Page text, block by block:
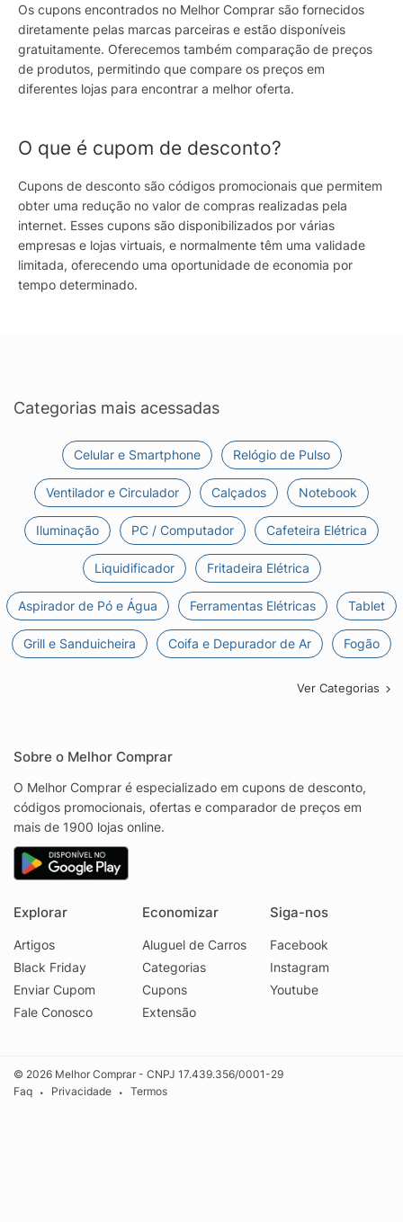
Os cupons encontrados no Melhor Comprar são fornecidos
diretamente pelas marcas parceiras e estão disponíveis
gratuitamente. Oferecemos também comparação de preços
de produtos, permitindo que compare os preços em
diferentes lojas para encontrar a melhor oferta.
O que é cupom de desconto?
Cupons de desconto são códigos promocionais que permitem
obter uma redução no valor de compras realizadas pela
internet. Esses cupons são disponibilizados por várias
empresas e lojas virtuais, e normalmente têm uma validade
limitada, oferecendo uma oportunidade de economia por
tempo determinado.
Categorias mais acessadas
Celular e Smartphone Relógio de Pulso
Ventilador e Circulador Calçados Notebook
Iluminação PC / Computador Cafeteira Elétrica
Liquidificador Fritadeira Elétrica
Aspirador de Pó e Água Ferramentas Elétricas Tablet
Grill e Sanduicheira Coifa e Depurador de Ar Fogão
Ver Categorias
Sobre o Melhor Comprar
O Melhor Comprar é especializado em cupons de desconto,
códigos promocionais, ofertas e comparador de preços em
mais de 1900 lojas online.
Explorar
Artigos
Black Friday
Enviar Cupom
Fale Conosco
Economizar
Aluguel de Carros
Categorias
Cupons
Extensão
Siga-nos
Facebook
Instagram
Youtube
© 2026 Melhor Comprar - CNPJ 17.439.356/0001-29
Faq
• Privacidade • Termos